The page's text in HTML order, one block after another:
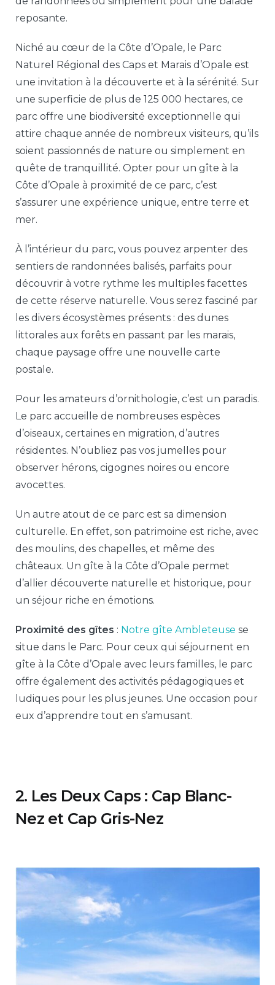
reposante.
Niché au cœur de la Côte d’Opale, le Parc
Naturel Régional des Caps et Marais d’Opale est
une invitation à la découverte et à la sérénité. Sur
une superficie de plus de 125 000 hectares, ce
parc offre une biodiversité exceptionnelle qui
attire chaque année de nombreux visiteurs, qu’ils
soient passionnés de nature ou simplement en
quête de tranquillité. Opter pour un gîte à la
Côte d’Opale à proximité de ce parc, c’est
s’assurer une expérience unique, entre terre et
mer.
À l’intérieur du parc, vous pouvez arpenter des
sentiers de randonnées balisés, parfaits pour
découvrir à votre rythme les multiples facettes
de cette réserve naturelle. Vous serez fasciné par
les divers écosystèmes présents : des dunes
littorales aux forêts en passant par les marais,
chaque paysage offre une nouvelle carte
postale.
Pour les amateurs d’ornithologie, c’est un paradis.
Le parc accueille de nombreuses espèces
d’oiseaux, certaines en migration, d’autres
résidentes. N’oubliez pas vos jumelles pour
observer hérons, cigognes noires ou encore
avocettes.
Un autre atout de ce parc est sa dimension
culturelle. En effet, son patrimoine est riche, avec
des moulins, des chapelles, et même des
châteaux. Un gîte à la Côte d’Opale permet
d’allier découverte naturelle et historique, pour
un séjour riche en émotions.
Proximité des gîtes : Notre gîte Ambleteuse se
situe dans le Parc. Pour ceux qui séjournent en
gîte à la Côte d’Opale avec leurs familles, le parc
offre également des activités pédagogiques et
ludiques pour les plus jeunes. Une occasion pour
eux d’apprendre tout en s’amusant.
2. Les Deux Caps : Cap Blanc-
Nez et Cap Gris-Nez